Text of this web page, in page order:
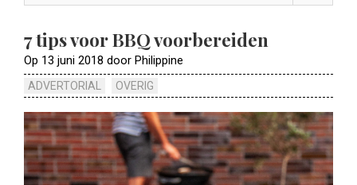
7 tips voor BBQ voorbereiden
Op 13 juni 2018 door Philippine
ADVERTORIAL OVERIG